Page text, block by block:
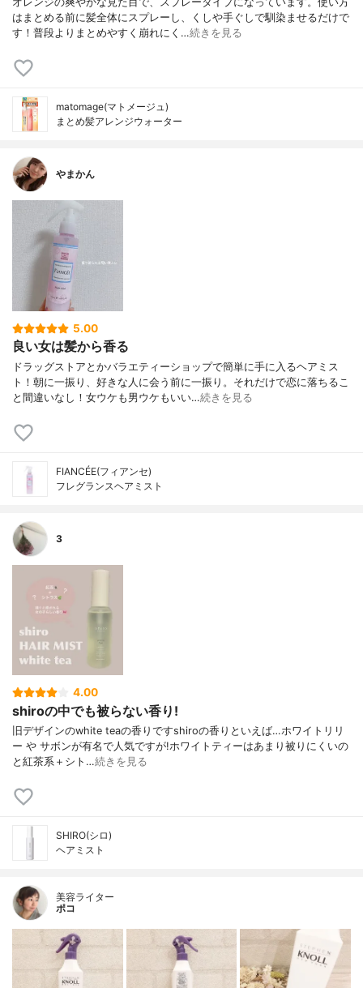
はまとめる前に髪全体にスプレーし、くしや手ぐしで馴染ませるだけで
す！普段よりまとめやすく崩れにく…続きを見る
matomage(マトメージュ)
まとめ髪アレンジウォーター
やまかん
5.00
良い女は髪から香る
ドラッグストアとかバラエティーショップで簡単に手に入るヘアミス
ト！朝に一振り、好きな人に会う前に一振り。それだけで恋に落ちるこ
と間違いなし！女ウケも男ウケもいい…続きを見る
FIANCÉE(フィアンセ)
フレグランスヘアミスト
3
4.00
shiroの中でも被らない香り!
旧デザインのwhite teaの香りですshiroの香りといえば…ホワイトリリ
ー や サボンが有名で人気ですが!ホワイトティーはあまり被りにくいの
と紅茶系＋シト…続きを見る
SHIRO(シロ)
ヘアミスト
美容ライター
ポコ